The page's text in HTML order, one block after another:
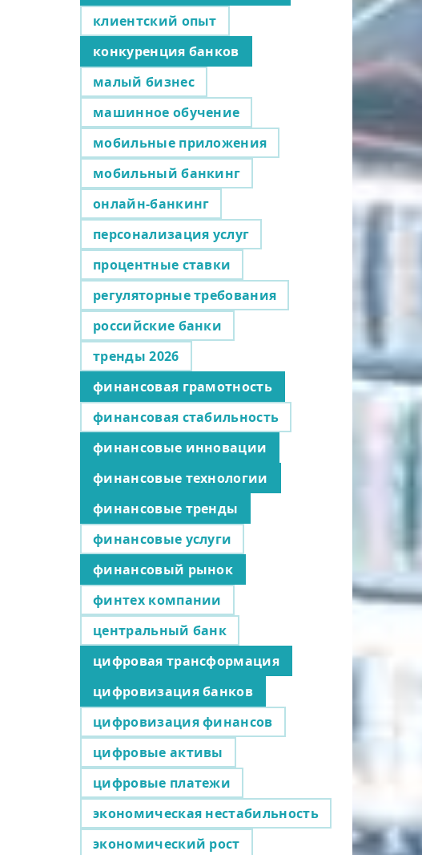
клиентский опыт
конкуренция банков
малый бизнес
машинное обучение
мобильные приложения
мобильный банкинг
онлайн-банкинг
персонализация услуг
процентные ставки
регуляторные требования
российские банки
тренды 2026
финансовая грамотность
финансовая стабильность
финансовые инновации
финансовые технологии
финансовые тренды
финансовые услуги
финансовый рынок
финтех компании
центральный банк
цифровая трансформация
цифровизация банков
цифровизация финансов
цифровые активы
цифровые платежи
экономическая нестабильность
экономический рост